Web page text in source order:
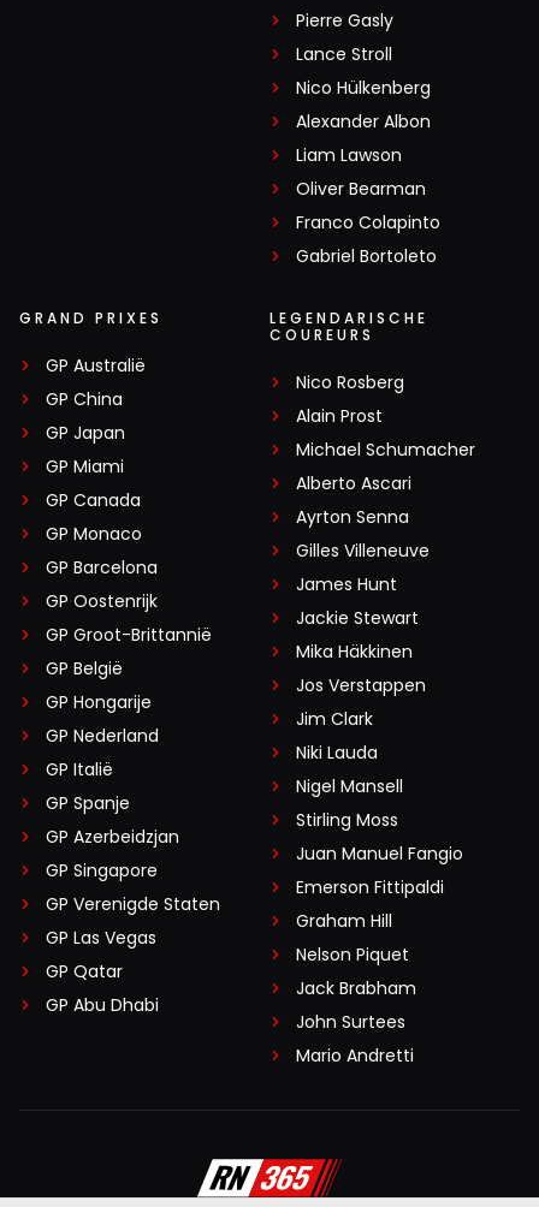
Pierre Gasly
Lance Stroll
Nico Hülkenberg
Alexander Albon
Liam Lawson
Oliver Bearman
Franco Colapinto
Gabriel Bortoleto
GRAND PRIXES
GP Australië
GP China
GP Japan
GP Miami
GP Canada
GP Monaco
GP Barcelona
GP Oostenrijk
GP Groot-Brittannië
GP België
GP Hongarije
GP Nederland
GP Italië
GP Spanje
GP Azerbeidzjan
GP Singapore
GP Verenigde Staten
GP Las Vegas
GP Qatar
GP Abu Dhabi
LEGENDARISCHE
COUREURS
Nico Rosberg
Alain Prost
Michael Schumacher
Alberto Ascari
Ayrton Senna
Gilles Villeneuve
James Hunt
Jackie Stewart
Mika Häkkinen
Jos Verstappen
Jim Clark
Niki Lauda
Nigel Mansell
Stirling Moss
Juan Manuel Fangio
Emerson Fittipaldi
Graham Hill
Nelson Piquet
Jack Brabham
John Surtees
Mario Andretti